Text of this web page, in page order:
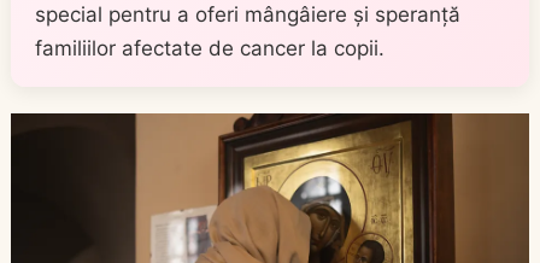
special pentru a oferi mângâiere și speranță
familiilor afectate de cancer la copii.